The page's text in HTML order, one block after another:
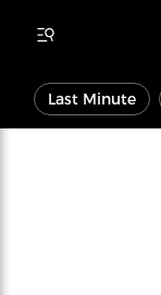
Last Minute